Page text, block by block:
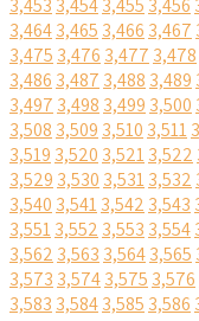
3,453 3,4543,455 3,456
3,4643,465 3,466 3,467
3,475 3,476 3,477 3,478
3,486 3,487 3,488 3,489
3,497 3,498 3,499 3,500
3,508 3,509 3,510 3,511
3,519 3,520 3,5213,522
3,529 3,530 3,5313,532
3,540 3,5413,542 3,543
3,5513,552 3,553 3,554
3,562 3,563 3,5643,565
3,573 3,5743,575 3,576
3,583 3,5843,585 3,586